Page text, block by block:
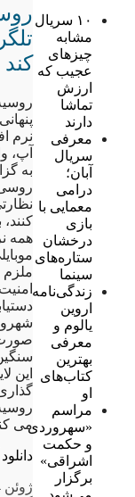
۱۰ سریال
مشابه
چیزهای
عجیب که
ارزش
تماشا
دارند
معرفی
سریال
آبان؛
درامی
معمایی با
بازی
درخشان
ستاره‌های
سینما
زندگی‌نامه
اروین
یالوم و
معرفی
بهترین
کتاب‌های
او
مراسم
«سهروردی
و حکمت
اشراقی»
برگزار
کند
نرم
آپ،
به
روسی
همه
صورت
این
می
ژوئن 24, 2016